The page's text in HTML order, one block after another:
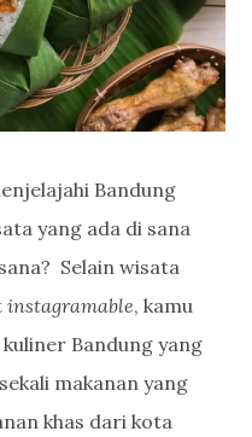
Bandung
yang ada di sana
Selain wisata
instagramable, kamu
Bandung yang
makanan yang
khas dari kota